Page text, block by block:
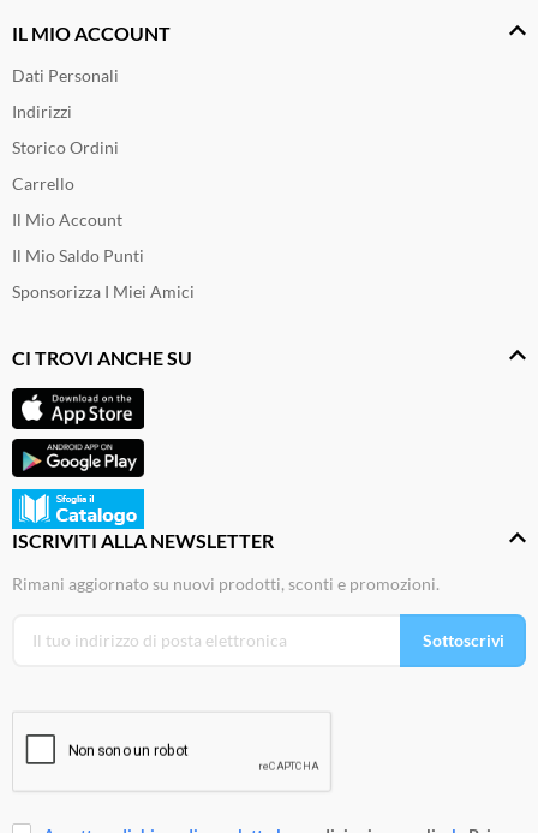
IL MIO ACCOUNT
Dati Personali
Indirizzi
Storico Ordini
Carrello
Il Mio Account
Il Mio Saldo Punti
Sponsorizza I Miei Amici
CI TROVI ANCHE SU
ISCRIVITI ALLA NEWSLETTER
Rimani aggiornato su nuovi prodotti, sconti e promozioni.
Sottoscrivi